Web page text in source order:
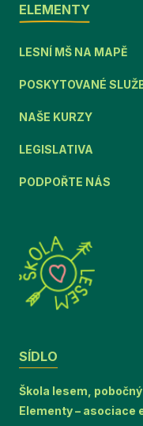
ELEMENTY
LESNÍ MŠ NA MAPĚ
POSKYTOVANÉ
NAŠE KURZY
LEGISLATIVA
PODPOŘTE NÁS
SÍDLO
Škola lesem,
Elementy – asociace